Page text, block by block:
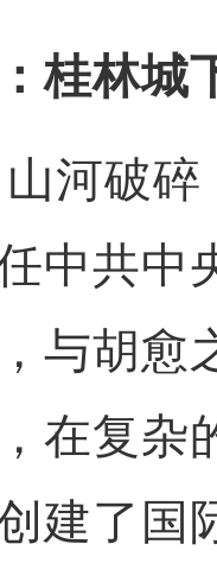
桂林城
破碎
中共中
与胡愈
在复杂
建了国